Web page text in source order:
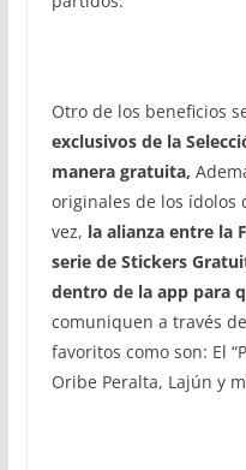
Otro de los beneficios
exclusivos de la
manera gratuita,
originales de los ídolos
vez, la alianza entre la
serie de Stickers
dentro de la app para
comuniquen a través
favoritos como son: El
Oribe Peralta, Lajún y